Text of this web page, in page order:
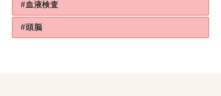
#血液検査
#頭脳